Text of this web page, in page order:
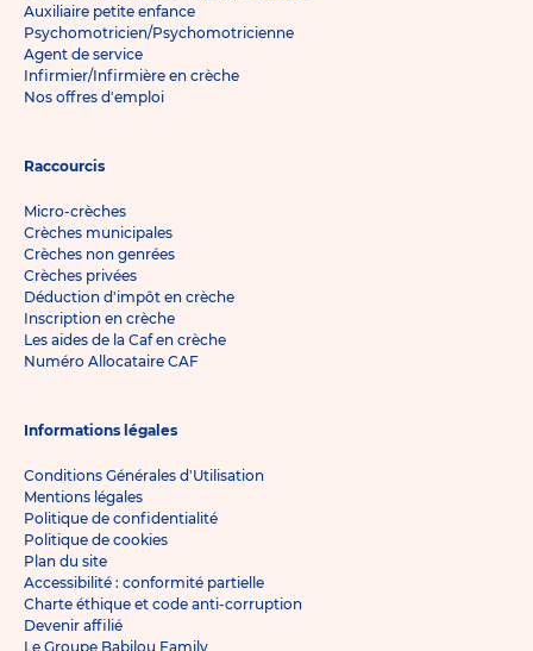
Auxiliaire petite enfance
Psychomotricien/Psychomotricienne
Agent de service
Infirmier/Infirmière en crèche
Nos offres d'emploi
Raccourcis
Micro-crèches
Crèches municipales
Crèches non genrées
Crèches privées
Déduction d'impôt en crèche
Inscription en crèche
Les aides de la Caf en crèche
Numéro Allocataire CAF
Informations légales
Conditions Générales d'Utilisation
Mentions légales
Politique de confidentialité
Politique de cookies
Plan du site
Accessibilité : conformité partielle
Charte éthique et code anti-corruption
Devenir affilié
Le Groupe Babilou Family